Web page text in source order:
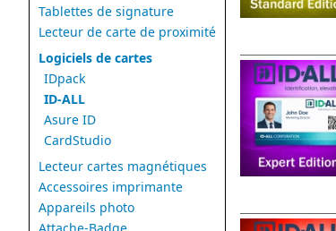
Tablettes de signature
Lecteur de carte de proximité
Logiciels de cartes
IDpack
ID-ALL
Asure ID
CardStudio
Lecteur cartes magnétiques
Accessoires imprimante
Appareils photo